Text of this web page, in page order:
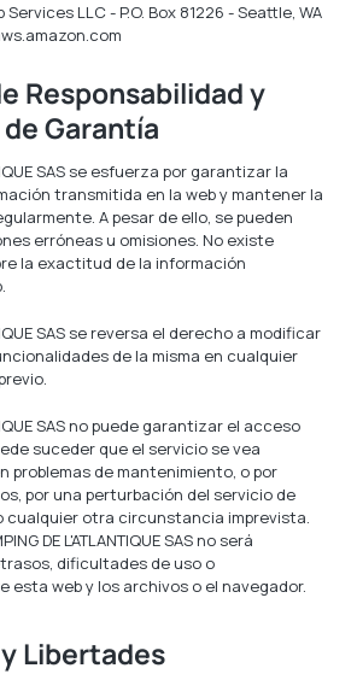
Services LLC - P.O. Box 81226 - Seattle, WA
Responsabilidad y
Garantía
SAS se esfuerza por garantizar la
transmitida en la web y mantener la
A pesar de ello, se pueden
erróneas u omisiones. No existe
la exactitud de la información
SAS se reversa el derecho a modificar
de la misma en cualquier
SAS no puede garantizar el acceso
suceder que el servicio se vea
problemas de mantenimiento, o por
por una perturbación del servicio de
cualquier otra circunstancia imprevista.
DE L'ATLANTIQUE SAS no será
dificultades de uso o
esta web y los archivos o el navegador.
Libertades